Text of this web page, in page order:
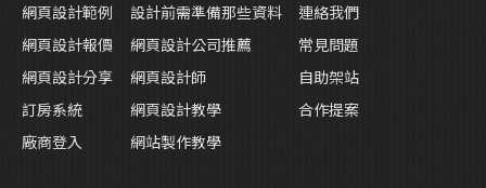
網頁設計範例
設計前需準備那些資料
連絡我們
網頁設計報價
網頁設計公司推薦
常見問題
網頁設計分享
網頁設計師
自助架站
訂房系統
網頁設計教學
合作提案
廠商登入
網站製作教學